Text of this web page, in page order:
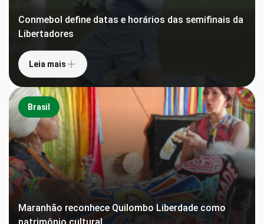
Conmebol define datas e horários das semifinais da
Libertadores
Leia mais
Brasil
Maranhão reconhece Quilombo Liberdade como